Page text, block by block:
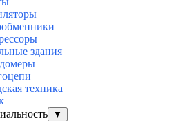
здания
техника
▼